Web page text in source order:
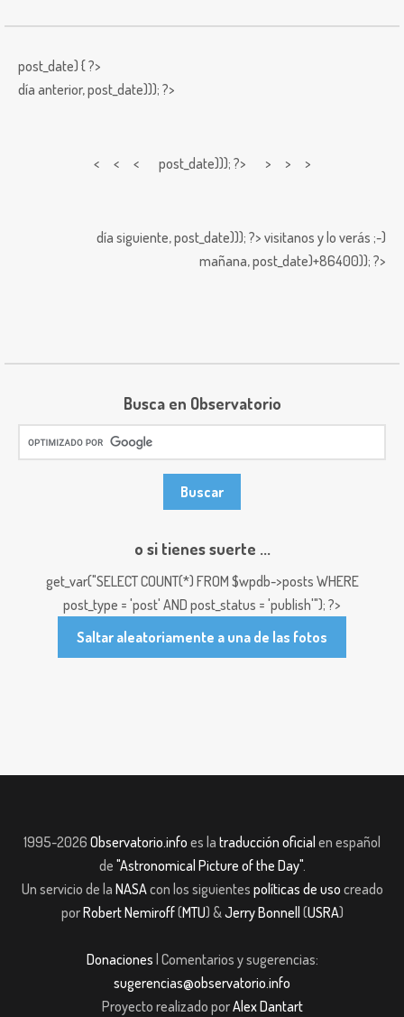
post_date) { ?>
día anterior,post_date))); ?>
< < < post_date))); ?> > > >
día siguiente,post_date))); ?> visitanos y lo verás ;-)
mañana,post_date)+86400)); ?>
Busca en Observatorio
o si tienes suerte ...
get_var("SELECT COUNT(*) FROM $wpdb->posts WHERE
post_type = 'post' AND post_status = 'publish'"); ?>
Saltar aleatoriamente a una de las fotos
1995-2026 Observatorio.info es la traducción oficial en español
de "Astronomical Picture of the Day".
Un servicio de la NASAcon los siguientes políticas de uso creado
porRobert Nemiroff(MTU) &Jerry Bonnell (USRA)
Donaciones | Comentarios y sugerencias:
sugerencias@observatorio.info
Proyecto realizado porAlex Dantart